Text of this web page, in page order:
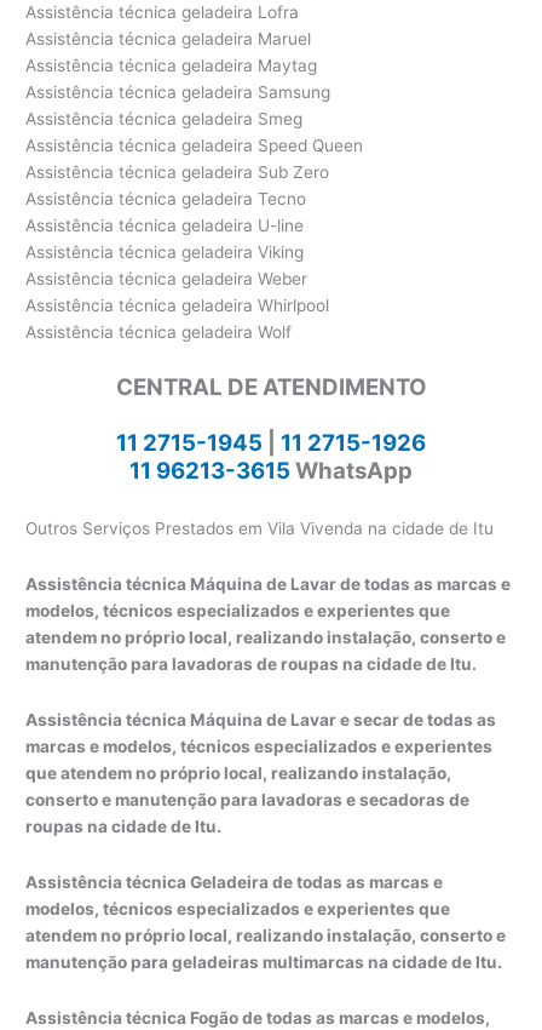
Assistência técnica geladeira Lofra
Assistência técnica geladeira Maruel
Assistência técnica geladeira Maytag
Assistência técnica geladeira Samsung
Assistência técnica geladeira Smeg
Assistência técnica geladeira Speed Queen
Assistência técnica geladeira Sub Zero
Assistência técnica geladeira Tecno
Assistência técnica geladeira U-line
Assistência técnica geladeira Viking
Assistência técnica geladeira Weber
Assistência técnica geladeira Whirlpool
Assistência técnica geladeira Wolf
CENTRAL DE ATENDIMENTO
11 2715-1945
11 2715-1926
11 96213-3615 WhatsApp
Outros Serviços Prestados em Vila Vivenda na cidade de Itu
Assistência técnica Máquina de Lavar de todas as marcas e
modelos, técnicos especializados e experientes que
atendem no próprio local, realizando instalação, conserto e
manutenção para lavadoras de roupas na cidade de Itu.
Assistência técnica Máquina de Lavar e secar de todas as
marcas e modelos, técnicos especializados e experientes
que atendem no próprio local, realizando instalação,
conserto e manutenção para lavadoras e secadoras de
roupas na cidade de Itu.
Assistência técnica Geladeira de todas as marcas e
modelos, técnicos especializados e experientes que
atendem no próprio local, realizando instalação, conserto e
manutenção para geladeiras multimarcas na cidade de Itu.
Assistência técnica Fogão de todas as marcas e modelos,